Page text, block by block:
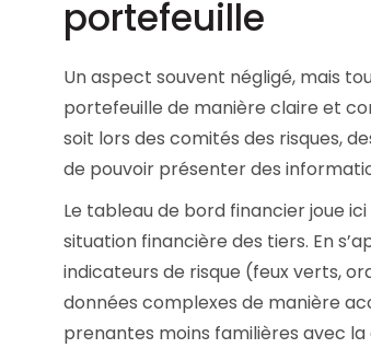
portefeuille
Un aspect souvent négligé, mais
portefeuille de manière claire et
soit lors des comités des risques,
de pouvoir présenter des
Le tableau de bord financier joue
situation financière des tiers. En
indicateurs de risque (feux verts,
données complexes de manière
prenantes moins familières avec la